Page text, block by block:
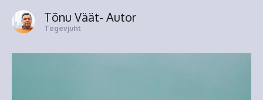
Tõnu Väät- Autor
Tegevjuht